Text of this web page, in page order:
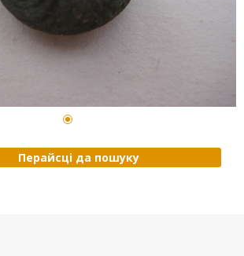
Перайсці да пошуку